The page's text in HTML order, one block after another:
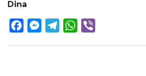
Dina
FacebookMessenger
TelegramWhatsApp